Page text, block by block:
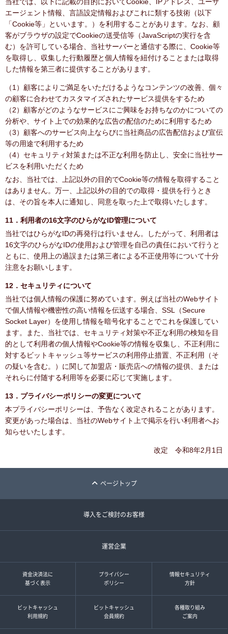
エージェント情報、言語設定情報およびこれに類する技術（以下
「Cookie等」といいます。）を利用することがあります。なお、顧
客がブラウザの設定でCookieの送受信等（JavaScriptの実行を含
む）を許可している場合、当社サーバーと通信する際に、Cookie等
を取得し、収集した行動履歴と個人情報を紐付けることまたは取得
した情報を第三者に提供することがあります。
（1）顧客によりご満足をいただけるようなコンテンツの改善、個々
の顧客に合わせてカスタマイズされたサービス提供をするため
（2）顧客がどのようなサービスにご興味をお持ちなのかについての
分析や、サイト上での効果的な広告の配信のために利用するため
（3）顧客へのサービス向上ならびに当社商品の広告配信および宣伝
等の用途で利用するため
（4）セキュリティ対策または不正な利用を防止し、安全に当社サー
ビスを利用いただくため
なお、当社では、上記以外の目的でCookie等の情報を取得すること
はありません。万一、上記以外の目的での取得・提供を行うとき
は、その旨を本人に通知し、同意を取った上で取得いたします。
11．利用者の16文字のひらがなID管理について
当社ではひらがなIDの再発行は行いません。したがって、利用者は
16文字のひらがなIDの使用および管理を自己の責任において行うと
ともに、使用上の過誤または第三者による不正使用等について十分
注意をお願いします。
12．セキュリティについて
当社では個人情報の保護に努めています。例えば当社のWebサイト
で個人情報や機密性の高い情報を伝送する場合、SSL（Secure
Socket Layer）を使用し情報を暗号化することでこれを保護してい
ます。また、当社では、セキュリティ対策や不正な利用の検知を目
的として利用者の個人情報やCookie等の情報を収集し、不正利用に
対するビットキャッシュ等サービスの利用停止措置、不正利用（そ
の疑いを含む。）に関して加盟店・販売店への情報の提供、または
それらに付随する利用等を必要に応じて実施します。
13．プライバシーポリシーの変更について
本プライバシーポリシーは、予告なく改定されることがあります。
変更があった場合は、当社のWebサイト上で掲示を行い利用者へお
知らせいたします。
改定 令和8年2月1日
ページトップ
導入をご検討のお客様
運営企業
資金決済法に
基づく表示
プライバシー
ポリシー
情報セキュリティ
方針
ビットキャッシュ
利用規約
ビットキャッシュ
会員規約
各種取り組み
ご案内